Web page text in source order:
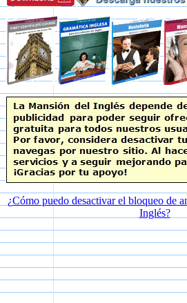
¿Cómo puedo desactivar el bloqueo de
Inglés?